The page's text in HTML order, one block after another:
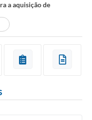
a aquisição de